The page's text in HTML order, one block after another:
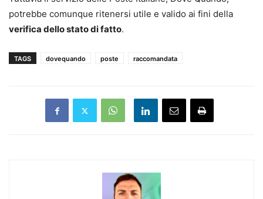
potrebbe comunque ritenersi utile e valido ai fini della
verifica dello stato di fatto.
TAGS dovequando poste raccomandata